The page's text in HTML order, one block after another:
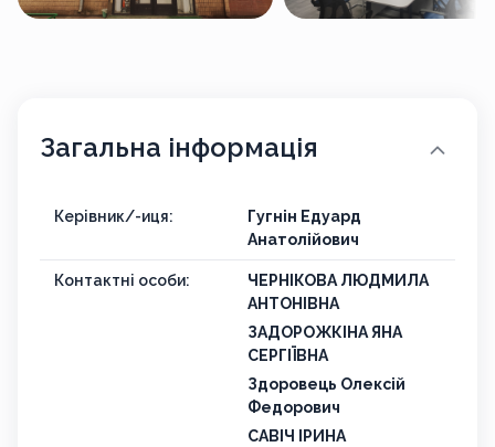
Загальна інформація
Керівник/-иця:
Гугнін Едуард
Анатолійович
Контактні особи:
ЧЕРНІКОВА ЛЮДМИЛА
АНТОНІВНА
ЗАДОРОЖКІНА ЯНА
СЕРГІЇВНА
Здоровець Олексій
Федорович
САВІЧ ІРИНА